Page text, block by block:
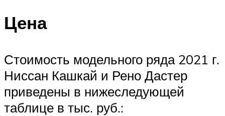
Цена
Стоимость модельного ряда 2021 г.
Ниссан Кашкай и Рено Дастер
приведены в нижеследующей
таблице в тыс. руб.: